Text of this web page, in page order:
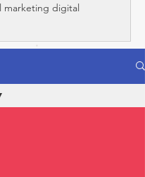
marketing digital